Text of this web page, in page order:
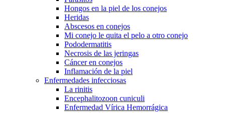
Hongos en la piel de los conejos
Heridas
Abscesos en conejos
Mi conejo le quita el pelo a otro conejo
Pododermatitis
Necrosis de las jeringas
Cáncer en conejos
Inflamación de la piel
Enfermedades infecciosas
La rinitis
Encephalitozoon cuniculi
Enfermedad Vírica Hemorrágica